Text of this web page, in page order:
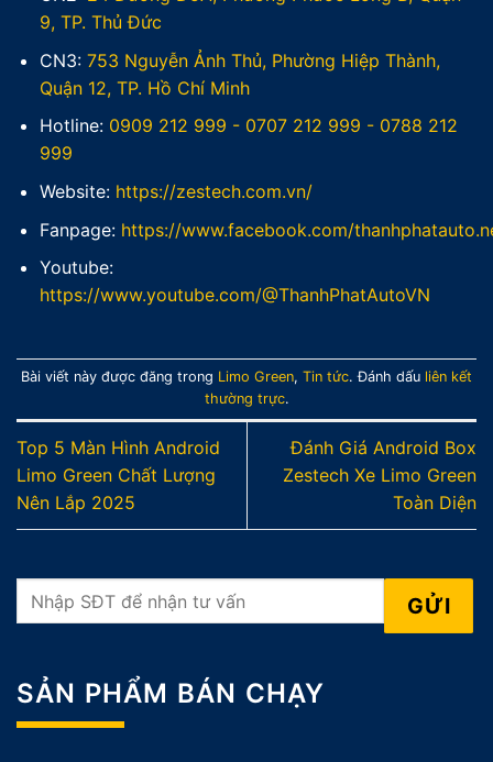
9, TP. Thủ Đức
CN3: 753 Nguyễn Ảnh Thủ, Phường Hiệp Thành,
Quận 12, TP. Hồ Chí Minh
Hotline: 0909 212 999 - 0707 212 999 - 0788 212
999
Website: https://zestech.com.vn/
Fanpage: https://www.facebook.com/
Youtube:
https://www.youtube.com/@ThanhPhatAutoVN
Bài viết này được đăng trong Limo Green, Tin tức. Đánh dấu liên kết
thường trực.
Top 5 Màn Hình Android
Limo Green Chất Lượng
Nên Lắp 2025
Đánh Giá Android Box
Zestech Xe Limo Green
Toàn Diện
SẢN PHẨM BÁN CHẠY